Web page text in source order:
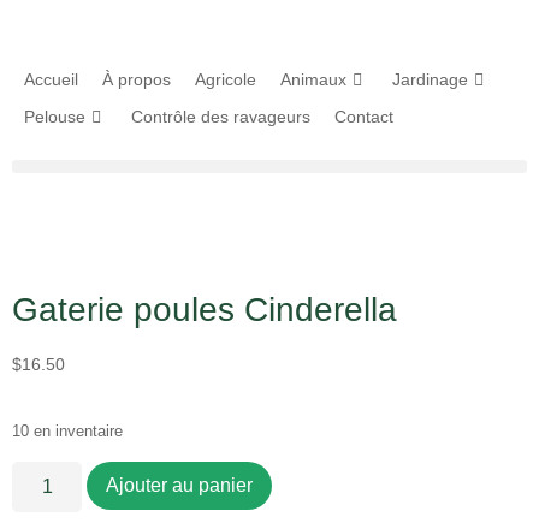
Accueil À propos Agricole Animaux
Jardinage
Pelouse
Contrôle des ravageurs Contact
Gaterie poules Cinderella
$16.50
10 en inventaire
Ajouter au panier